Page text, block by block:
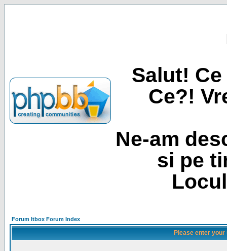
Salut!
Ce?!
Ne-am
si pe
Forum Itbox Forum Index
Please enter